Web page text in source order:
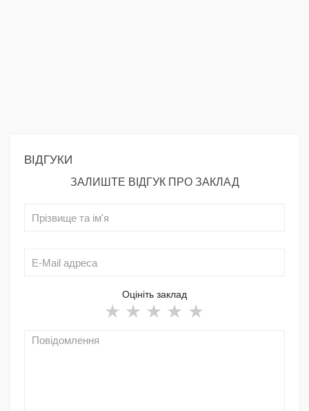
ВІДГУКИ
ЗАЛИШТЕ ВІДГУК ПРО ЗАКЛАД
Оцініть заклад